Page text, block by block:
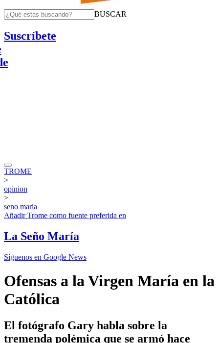
BUSCAR
Suscríbete
TROME
>
opinion
>
seno maria
AñadirTrome como fuente preferida en
La Seño María
Síguenos en Google News
Ofensas a la Virgen María en la
Católica
El fotógrafo Gary habla sobre la
tremenda polémica que se armó hace